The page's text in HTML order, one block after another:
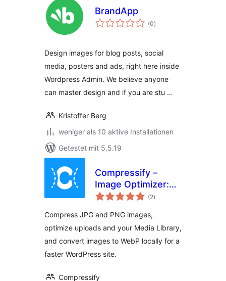
BrandApp
(0Bewertungen
insgesamt
)
Design images for blog posts, social
media, posters and ads, right here inside
Wordpress Admin. We believe anyone
can master design and if you are stu …
Kristoffer Berg
weniger als 10 aktive Installationen
Getestet mit 5.5.19
Compressify –
Image Optimizer:
Compress JPG &
WebP
(2Bewertungen
insgesamt
)
Compress JPG and PNG images,
optimize uploads and your Media Library,
and convert images to WebP locally for a
faster WordPress site.
Compressify